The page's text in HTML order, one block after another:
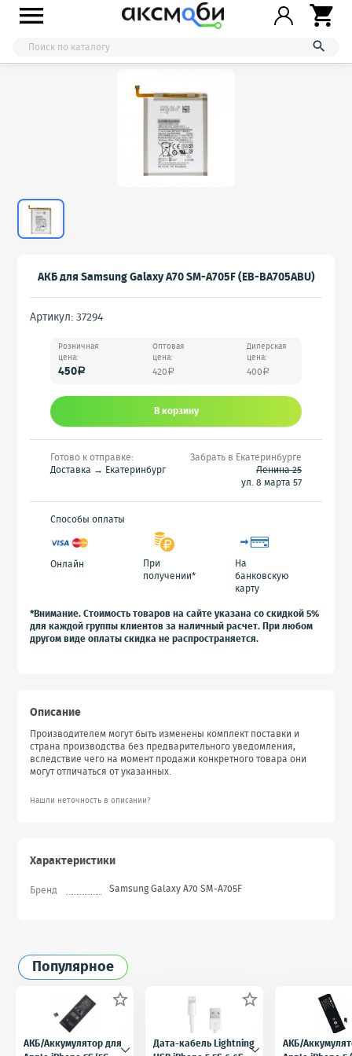



АКБ для Samsung Galaxy A70 SM-A705F (EB-BA705ABU)
Артикул: 37294
Розничная
цена:
450a
Оптовая
цена:
420 a
Дилерская
цена:
400 a
В корзину
Готово к отправке:
Доставка → Екатеринбург
Забрать в Екатеринбурге
Ленина 25
ул. 8 марта 57
Способы оплаты
Онлайн
При
получении*
На
банковскую
карту
*Внимание. Стоимость товаров на сайте указана со скидкой 5%
для каждой группы клиентов за наличный расчет. При любом
другом виде оплаты скидка не распространяется.
Описание
Производителем могут быть изменены комплект поставки и
страна производства без предварительного уведомления,
вследствие чего на момент продажи конкретного товара они
могут отличаться от указанных.
Нашли неточность в описании?
Характеристики
Бренд Samsung Galaxy A70 SM-A705F
Популярное

АКБ/Аккумулятор для

Дата-кабель Lightning
АКБ/